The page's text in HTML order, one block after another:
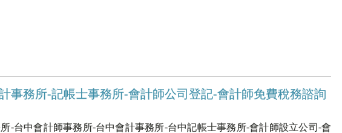
事務所-記帳士事務所-會計師公司登記-會計師免費稅務諮詢
-台中會計師事務所-台中會計事務所-台中記帳士事務所-會計師設立公司-會